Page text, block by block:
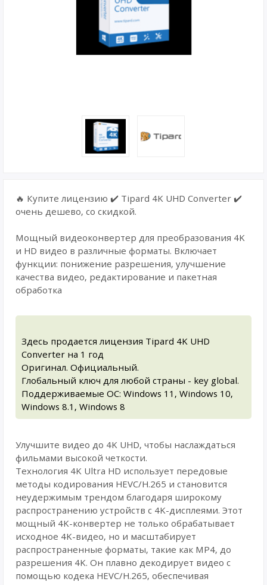
🔥 Купите лицензию ✔️ Tipard 4K UHD Converter ✔️
очень дешево, со скидкой.
Мощный видеоконвертер для преобразования 4K
и HD видео в различные форматы. Включает
функции: понижение разрешения, улучшение
качества видео, редактирование и пакетная
обработка
Здесь продается лицензия Tipard 4K UHD
Converter на 1 год
Оригинал. Официальный.
Глобальный ключ для любой страны - key global.
Поддерживаемые ОС: Windows 11, Windows 10,
Windows 8.1, Windows 8
Улучшите видео до 4K UHD, чтобы наслаждаться
фильмами высокой четкости.
Технология 4K Ultra HD использует передовые
методы кодирования HEVC/H.265 и становится
неудержимым трендом благодаря широкому
распространению устройств с 4K-дисплеями. Этот
мощный 4K-конвертер не только обрабатывает
исходное 4K-видео, но и масштабирует
распространенные форматы, такие как MP4, до
разрешения 4K. Он плавно декодирует видео с
помощью кодека HEVC/H.265, обеспечивая